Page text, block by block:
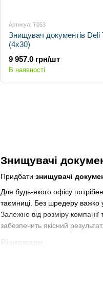
Знищувачі
Придбати знищувачі
Для будь-якого офісу
таємниці. Без шредеру важко
Залежно від розміру
забезпечить якісний
Різновиди
Артикул: T053
Знищувач документів Deli
(4х30)
9 957.0 грн/шт
В наявності